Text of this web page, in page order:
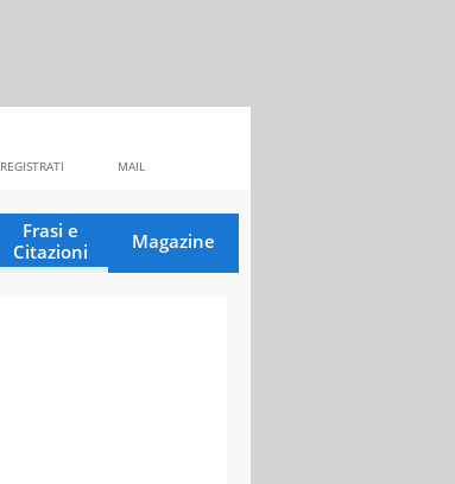
MAIL
REGISTRATI
Frasi e
Citazioni
Magazine